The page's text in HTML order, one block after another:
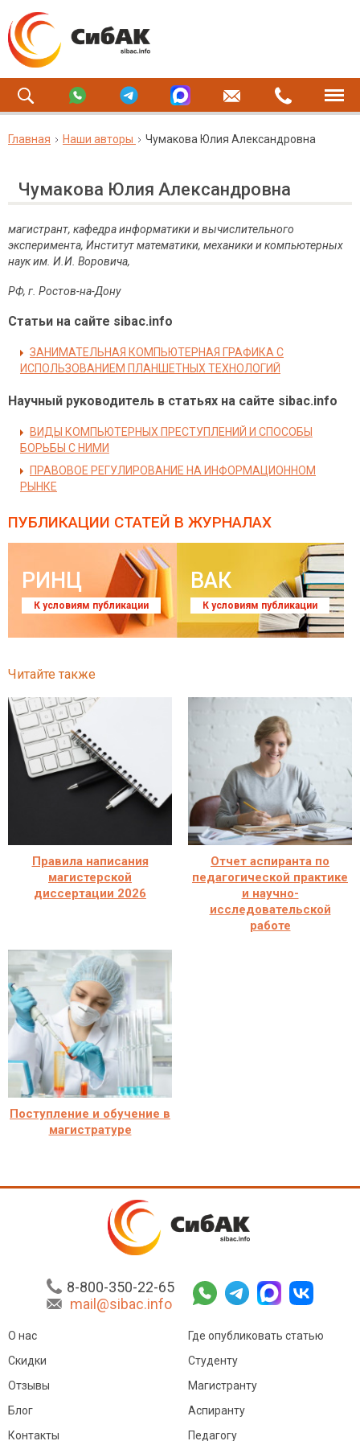
Главная Наши авторы Чумакова Юлия Александровна
Чумакова Юлия Александровна
магистрант, кафедра информатики и вычислительного
эксперимента, Институт математики, механики и компьютерных
наук им. И.И. Воровича,
РФ, г. Ростов-на-Дону
Статьи на сайте sibac.info
ЗАНИМАТЕЛЬНАЯ КОМПЬЮТЕРНАЯ ГРАФИКА С
ИСПОЛЬЗОВАНИЕМ ПЛАНШЕТНЫХ ТЕХНОЛОГИЙ
Научный руководитель в статьях на сайте sibac.info
ВИДЫ КОМПЬЮТЕРНЫХ ПРЕСТУПЛЕНИЙ И СПОСОБЫ
БОРЬБЫ С НИМИ
ПРАВОВОЕ РЕГУЛИРОВАНИЕ НА ИНФОРМАЦИОННОМ
РЫНКЕ
ПУБЛИКАЦИИ СТАТЕЙ В ЖУРНАЛАХ
РИНЦ
К условиям публикации
ВАК
К условиям публикации
Читайте также
Правила написания
магистерской
диссертации 2026
Отчет аспиранта по
педагогической практике
и научно-
исследовательской
работе
Поступление и обучение в
магистратуре
8-800-350-22-65
mail@sibac.info
О нас
Скидки
Отзывы
Блог
Контакты
Где опубликовать статью
Студенту
Магистранту
Аспиранту
Педагогу